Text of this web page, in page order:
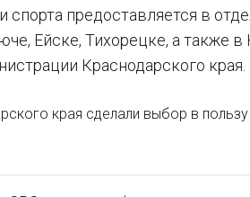
предоставляется в
Ейске, Тихорецке, а
Краснодарского края.
края сделали выбор в